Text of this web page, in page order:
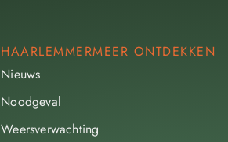
HAARLEMMERMEER ONTDEKKEN
Nieuws
Noodgeval
Weersverwachting